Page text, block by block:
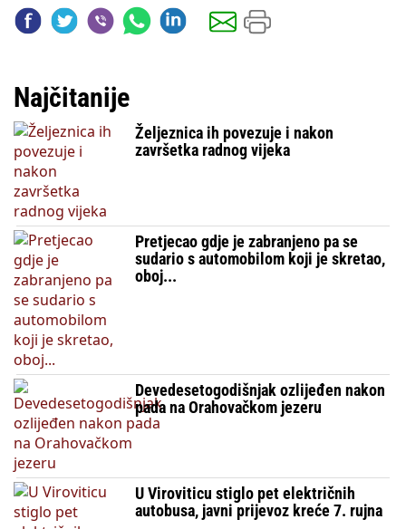
Najčitanije
Željeznica ih povezuje i nakon
završetka radnog vijeka
Pretjecao gdje je zabranjeno pa se
sudario s automobilom koji je skretao,
oboj...
Devedesetogodišnjak ozlijeđen nakon
pada na Orahovačkom jezeru
U Viroviticu stiglo pet električnih
autobusa, javni prijevoz kreće 7. rujna